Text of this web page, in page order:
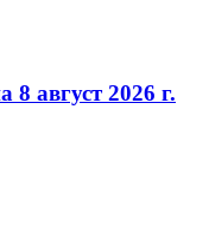
август 2026 г.